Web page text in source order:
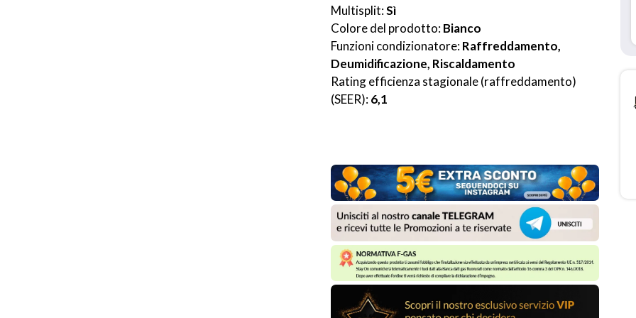
Multisplit: Sì
Colore del prodotto: Bianco
Funzioni condizionatore: Raffreddamento,
Deumidificazione, Riscaldamento
Rating efficienza stagionale (raffreddamento)
(SEER): 6,1